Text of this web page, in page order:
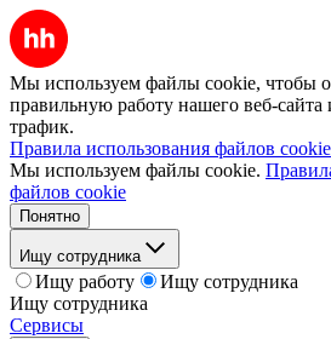
Мы используем файлы cookie, чтобы
правильную работу нашего веб-сайта
трафик.
Правила использования файлов cookie
Мы используем файлы cookie.
файлов cookie
Понятно
Ищу сотрудника
Ищу работу
Ищу сотрудника
Ищу сотрудника
Сервисы